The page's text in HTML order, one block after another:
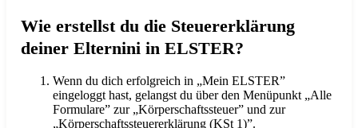
Wie erstellst du die Steuererklärung
deiner Elternini in ELSTER?
Wenn du dich erfolgreich in „Mein ELSTER”
eingeloggt hast, gelangst du über den Menüpunkt „Alle
Formulare” zur „Körperschaftssteuer” und zur
„Körperschaftssteuererklärung (KSt 1)”.